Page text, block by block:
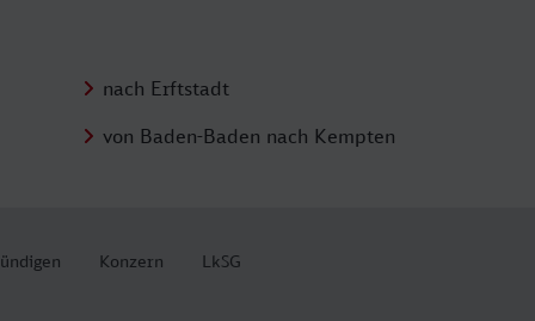
nach Erftstadt
von Baden-Baden nach Kempten
Konzern LkSG